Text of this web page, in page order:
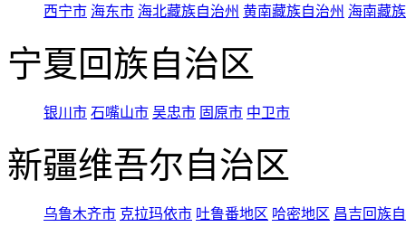
西宁市 海东市 海北藏族自治州 黄南藏族自治州 海南藏
宁夏回族自治区
银川市 石嘴山市 吴忠市 固原市 中卫市
新疆维吾尔自治区
乌鲁木齐市 克拉玛依市 吐鲁番地区 哈密地区 昌吉回族